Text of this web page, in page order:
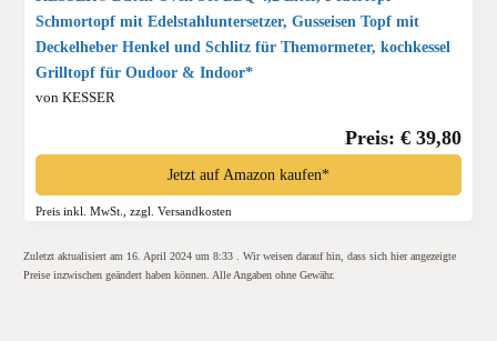
Schmortopf mit Edelstahluntersetzer, Gusseisen Topf mit
Deckelheber Henkel und Schlitz für Themormeter, kochkessel
Grilltopf für Oudoor & Indoor*
von KESSER
Preis: € 39,80
Jetzt auf Amazon kaufen*
Preis inkl. MwSt., zzgl. Versandkosten
Zuletzt aktualisiert am 16. April 2024 um 8:33 . Wir weisen darauf hin, dass sich hier angezeigte
Preise inzwischen geändert haben können. Alle Angaben ohne Gewähr.